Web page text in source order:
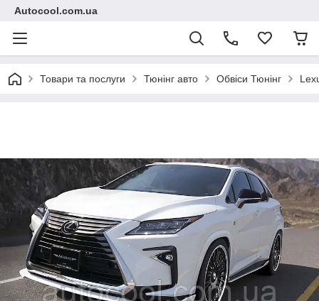
Autocool.com.ua
Товари та послуги Тюнінг авто Обвіси Тюнінг